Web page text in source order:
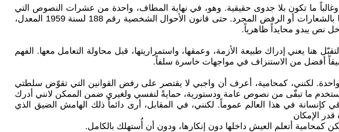
وغالباً ما تكون بلا جدوى حقيقية. وهو، في نهاية المطاف، واحدة من عشرات النصوص التي
تنتقص من وجودي كامرأة، وتعيد إنتاج سلطة الآخر عليّ بلغة قانونية صلبة، يصعب كسرها بالشعارات أو الرفض المجرد. حتى قانون الأحوال الشخصية رقم 188 لسنة 1959 المعدل،
نص يبدو محايداً ظاهرياً.
هنا يعني إدراك طبيعة الأزمة، وعمقها، واستمراريتها، قبل محاولة التعامل معها. الفهم
أفضل من الاستنزاف في مواجهات خاسرة سلفاً.
واحدة. لكنني، كمحامية، أعرف أن واجبي لا يقتصر على رفض القوانين التي تقوّض سلطتي
ما تبقّى من نصوص عامة ودستورية، حمايةً لنفسي ولغيري ضمن الممكن لانني أدرك
كإنسانة في هذا العالم عموماً. لكنني، في المقابل، أرى دائماً ذلك الهامش الضيق الذي
الإمكان
أتعلم العيش داخلها دون إنكارها، ودون أن أُستهلك بالكامل.